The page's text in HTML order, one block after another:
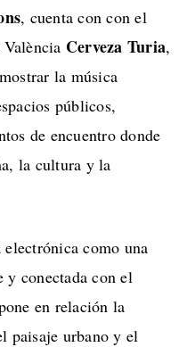
, cuenta con con el
Cerveza Turia,
la música
públicos,
de encuentro donde
la cultura y la
como una
y conectada con el
en relación la
paisaje urbano y el